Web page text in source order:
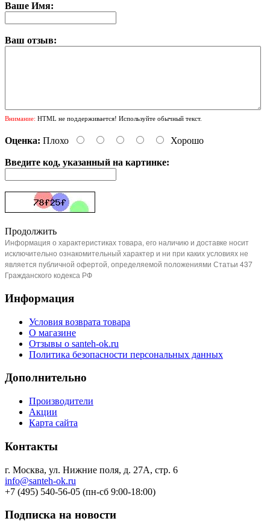
Ваше Имя:
Ваш отзыв:
Внимание: HTML не поддерживается! Используйте обычный текст.
Оценка: Плохо Хорошо
Введите код, указанный на картинке:
Продолжить
Информация о характеристиках товара, его наличию и доставке носит
исключительно ознакомительный характер и ни при каких условиях не
является публичной офертой, определяемой положениями Статьи 437
Гражданского кодекса РФ
Информация
Условия возврата товара
О магазине
Отзывы о santeh-ok.ru
Политика безопасности персональных данных
Дополнительно
Производители
Акции
Карта сайта
Контакты
г. Москва, ул. Нижние поля, д. 27А, стр. 6
info@santeh-ok.ru
+7 (495) 540-56-05 (пн-сб 9:00-18:00)
Подписка на новости